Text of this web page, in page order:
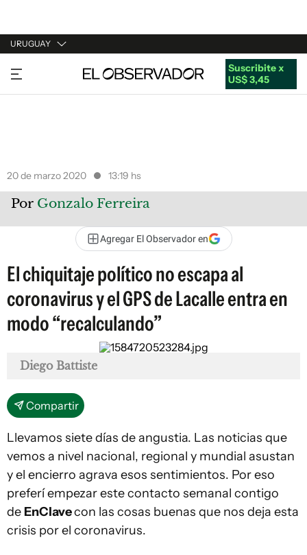
URUGUAY
URUGUAY
ARGENTINA
Suscribite x
US$ 3,45
20 de marzo 2020 13:19 hs
Por Gonzalo Ferreira
Agregar El Observador en
El chiquitaje político no escapa al
coronavirus y el GPS de Lacalle entra en
modo “recalculando”
Diego Battiste
Compartir
Llevamos siete días de angustia. Las noticias que
vemos a nivel nacional, regional y mundial asustan
y el encierro agrava esos sentimientos. Por eso
preferí empezar este contacto semanal contigo
de EnClavecon las cosas buenas que nos deja esta
crisis por el coronavirus.